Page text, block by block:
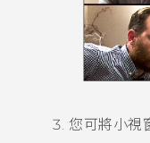
您可將小視